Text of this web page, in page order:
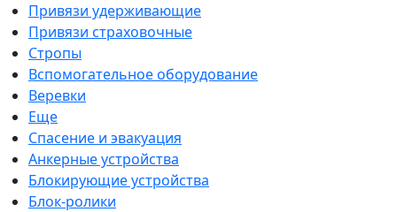
Привязи удерживающие
Привязи страховочные
Стропы
Вспомогательное оборудование
Веревки
Еще
Спасение и эвакуация
Анкерные устройства
Блокирующие устройства
Блок-ролики